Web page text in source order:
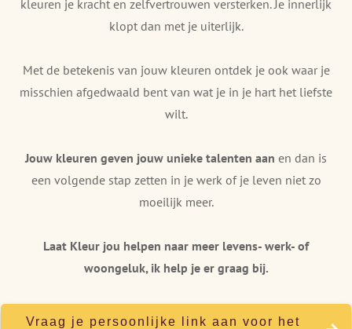
kleuren je kracht en zelfvertrouwen versterken. Je innerlijk
klopt dan met je uiterlijk.
Met de betekenis van jouw kleuren ontdek je ook waar je
misschien afgedwaald bent van wat je in je hart het liefste
wilt.
Jouw kleuren geven jouw unieke talenten aan en dan is
een volgende stap zetten in je werk of je leven niet zo
moeilijk meer.
Laat Kleur jou helpen naar meer levens- werk- of
woongeluk, ik help je er graag bij.
Vraag je persoonlijke link aan voor het